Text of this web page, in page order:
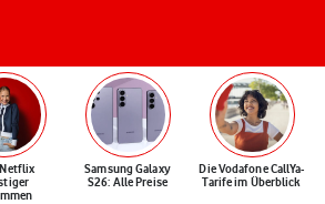
Samsung Galaxy
S26: Alle Preise
Die Vodafone CallYa-
Tarife im Überblick